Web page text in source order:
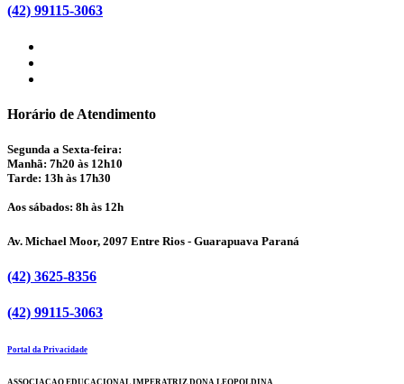
(42) 99115-3063
Horário de Atendimento
Segunda a Sexta-feira:
Manhã: 7h20 às 12h10
Tarde: 13h às 17h30
Aos sábados: 8h às 12h
Av. Michael Moor, 2097 Entre Rios - Guarapuava Paraná
(42) 3625-8356
(42) 99115-3063
Portal da Privacidade